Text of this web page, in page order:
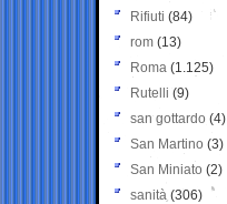
Rifiuti (84)
rom (13)
Roma (1.125)
Rutelli (9)
san gottardo (4)
San Martino (3)
San Miniato (2)
sanità (306)